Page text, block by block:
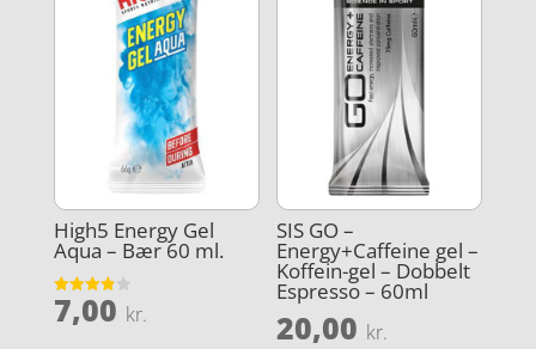
High5 Energy Gel
Aqua – Bær 60 ml.
Vurderet
3.9
7,00 kr.
SIS GO –
Energy+Caffeine gel –
Koffein-gel – Dobbelt
Espresso – 60ml
20,00 kr.